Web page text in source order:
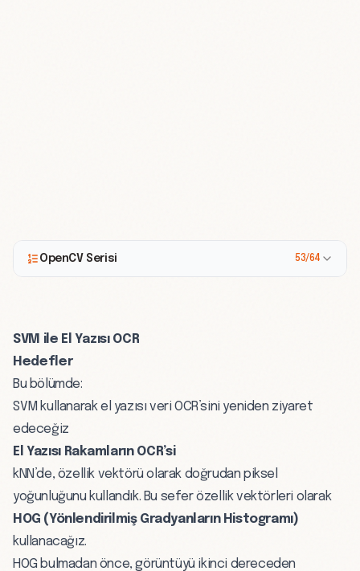
OpenCV Serisi 53/64
SVM ile El Yazısı OCR
Hedefler
Bu bölümde:
SVM kullanarak el yazısı veri OCR’sini yeniden ziyaret
edeceğiz
El Yazısı Rakamların OCR’si
kNN’de, özellik vektörü olarak doğrudan piksel
yoğunluğunu kullandık. Bu sefer özellik vektörleri olarak
HOG (Yönlendirilmiş Gradyanların Histogramı)
kullanacağız.
HOG bulmadan önce, görüntüyü ikinci dereceden